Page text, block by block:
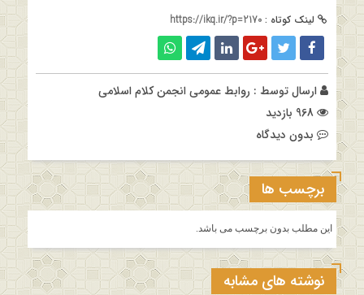
لینک کوتاه : https://ikq.ir/?p=2170
ارسال توسط : روابط عمومی انجمن کلام اسلامی
بدون دیدگاه
برچسب ها
این مطلب بدون برچسب می باشد.
نوشته های مشابه